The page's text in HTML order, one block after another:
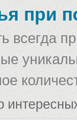
при
всегда